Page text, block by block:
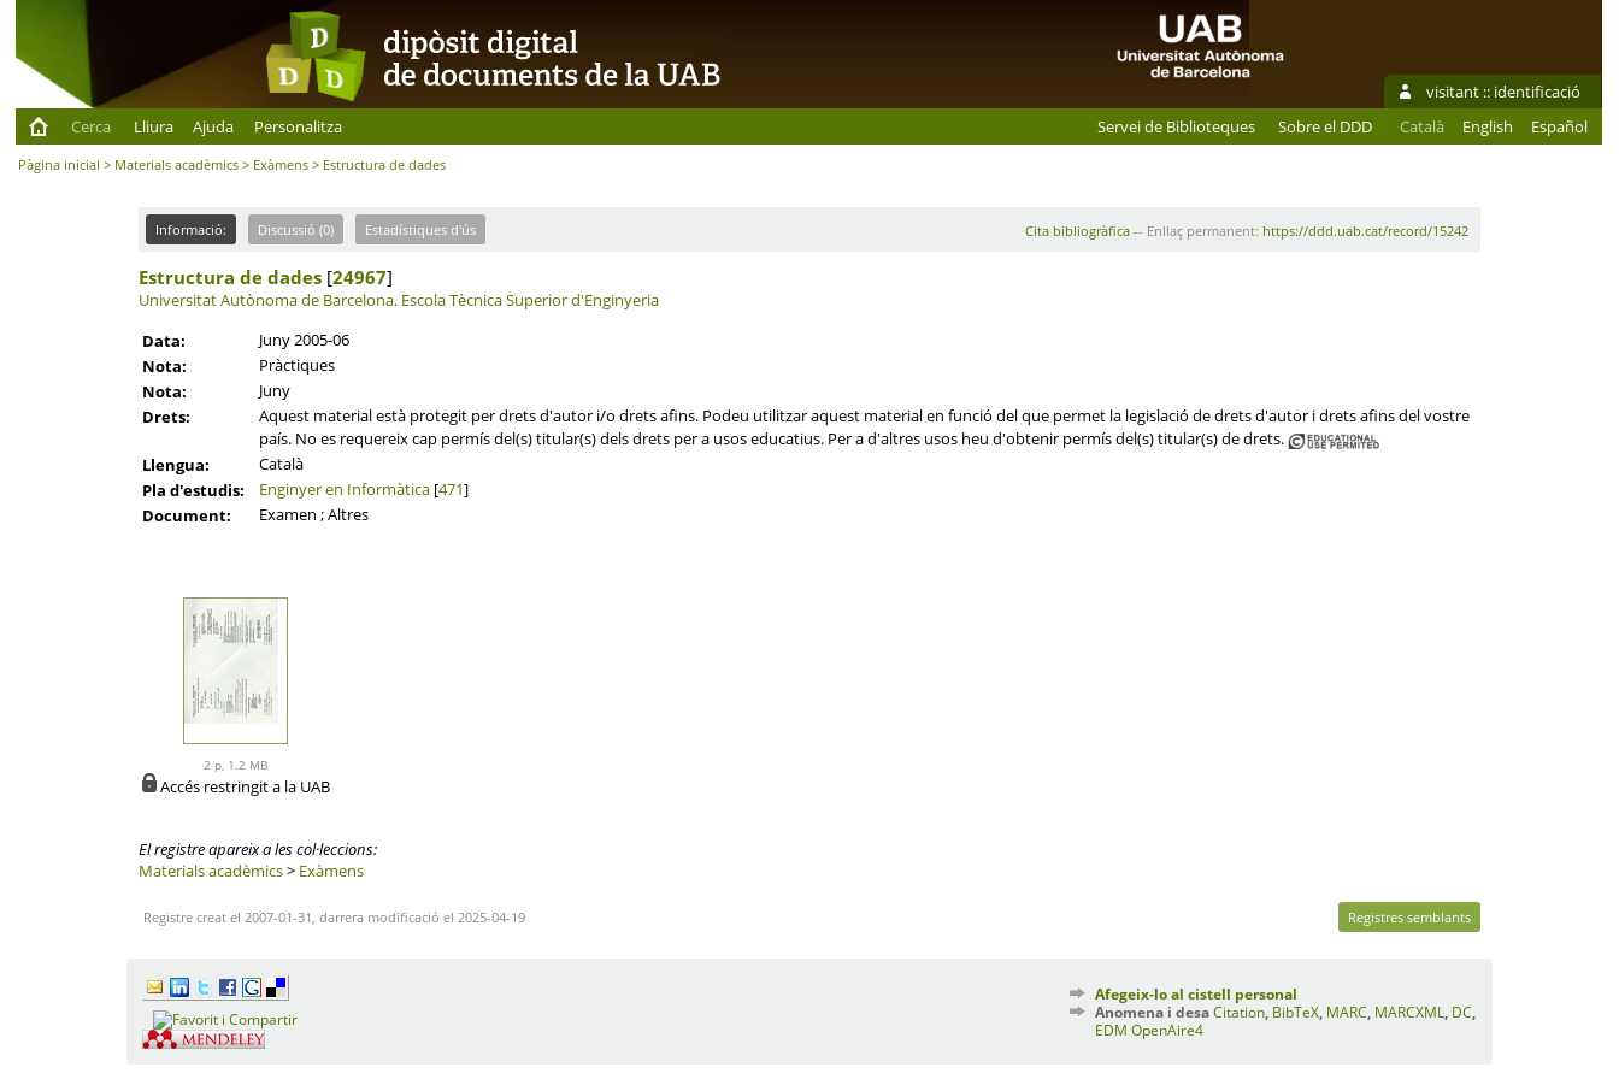
visitant :: identificació
Cerca
Lliura Ajuda Personalitza Servei de Biblioteques Sobre el DDD Català English Español
Pàgina inicial > Materials acadèmics > Exàmens > Estructura de dades
Informació: Discussió (0) Estadístiques d'ús Cita bibliogràfica-- Enllaç permanent: https://ddd.uab.cat/record/15242
Estructura de dades[24967]
Universitat Autònoma de Barcelona. Escola Tècnica Superior d'Enginyeria
Data:
Juny 2005-06
Nota:
Pràctiques
Nota:
Juny
Drets:
Aquest material està protegit per drets d'autor i/o drets afins. Podeu utilitzar aquest material en funció del que permet la legislació de drets d'autor i drets afins del vostre
país. No es requereix cap permís del(s) titular(s) dels drets per a usos educatius. Per a d'altres usos heu d'obtenir permís del(s) titular(s) de drets.
Llengua:
Català
Pla d'estudis:
Enginyer en Informàtica[471]
Document:
Examen ; Altres
2 p, 1.2 MB
Accés restringit a la UAB
El registre apareix a les col·leccions:
Materials acadèmics> Exàmens
Registre creat el 2007-01-31, darrera modificació el 2025-04-19 Registres semblants
Afegeix-lo al cistell personal
Anomena i desaCitation BibTeX MARC MARCXML DC
EDM OpenAire4